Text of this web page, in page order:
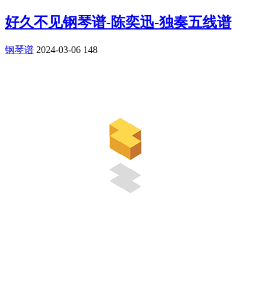
好久不见钢琴谱-陈奕迅-独奏五线谱
钢琴谱 2024-03-06 148